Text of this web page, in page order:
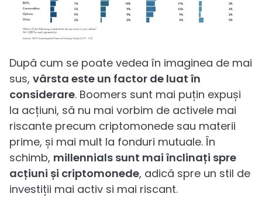
După cum se poate vedea în imaginea de mai
sus, vârsta este un factor de luat în
considerare. Boomers sunt mai puțin expuși
la acțiuni, să nu mai vorbim de activele mai
riscante precum criptomonede sau materii
prime, și mai mult la fonduri mutuale. În
schimb, millennials sunt mai înclinați spre
acțiuni și criptomonede, adică spre un stil de
investiții mai activ si mai riscant.